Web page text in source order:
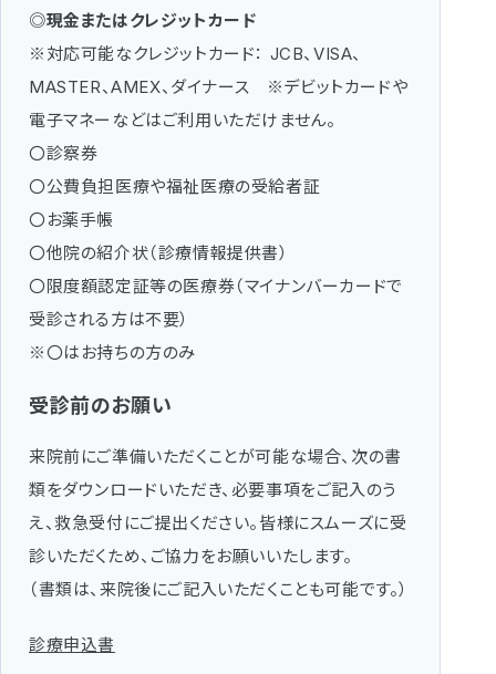
◎現金またはクレジットカード
※対応可能なクレジットカード： JCB、VISA、
MASTER、AMEX、ダイナース ※デビットカードや
電子マネーなどはご利用いただけません。
〇診察券
〇公費負担医療や福祉医療の受給者証
〇お薬手帳
〇他院の紹介状（診療情報提供書）
〇限度額認定証等の医療券（マイナンバーカードで
受診される方は不要）
※〇はお持ちの方のみ
受診前のお願い
来院前にご準備いただくことが可能な場合、次の書
類をダウンロードいただき、必要事項をご記入のう
え、救急受付にご提出ください。皆様にスムーズに受
診いただくため、ご協力をお願いいたします。
（書類は、来院後にご記入いただくことも可能です。）
診療申込書